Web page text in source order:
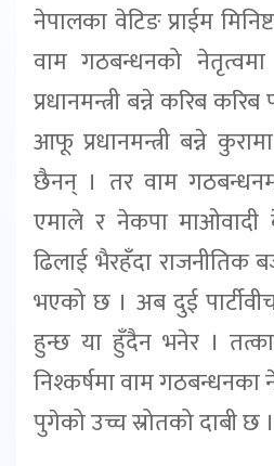
नेपालका वेटिङ प्राईम
वाम गठबन्धनको
प्रधानमन्त्री बन्ने करिब
आफू प्रधानमन्त्री बन्ने
छैनन् । तर वाम
एमाले र नेकपा माओवादी
ढिलाई भैरहँदा राजनीतिक
भएको छ । अब दुई
हुन्छ या हुँदैन भनेर ।
निश्कर्षमा वाम गठबन्धनका
पुगेको उच्च स्रोतको दाबी छ ।